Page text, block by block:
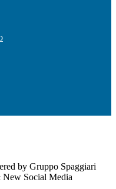
by Gruppo Spaggiari
Social Media